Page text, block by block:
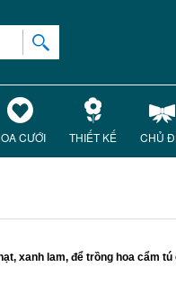
CƯỚI THIẾT KẾ CHỦ
xanh lam, để trồng hoa cẩm